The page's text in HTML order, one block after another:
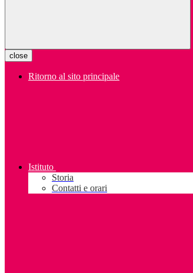
close
Ritorno al sito principale
Istituto
Storia
Contatti e orari